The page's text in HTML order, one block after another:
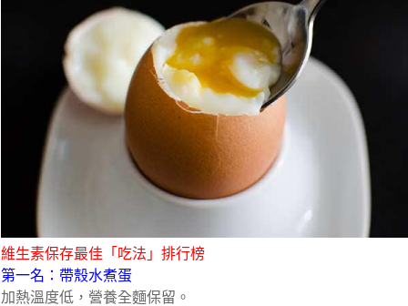
維生素保存最佳「吃法」排行榜
第一名：帶殼水煮蛋
加熱溫度低，營養全麵保留。